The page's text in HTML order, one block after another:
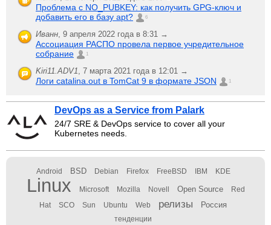
Проблема с NO_PUBKEY: как получить GPG-ключ и
добавить его в базу apt?
6
Иванн, 9 апреля 2022 года в 8:31 →
Ассоциация РАСПО провела первое учредительное
собрание
1
Kiri11.ADV1, 7 марта 2021 года в 12:01 →
Логи catalina.out в TomCat 9 в формате JSON 1
DevOps as a Service from Palark
24/7 SRE & DevOps service to cover all your
Kubernetes needs.
Android BSD Debian Firefox FreeBSD IBM KDE
Linux Microsoft Mozilla Novell Open Source Red
Hat SCO Sun Ubuntu Web релизы Россия
тенденции